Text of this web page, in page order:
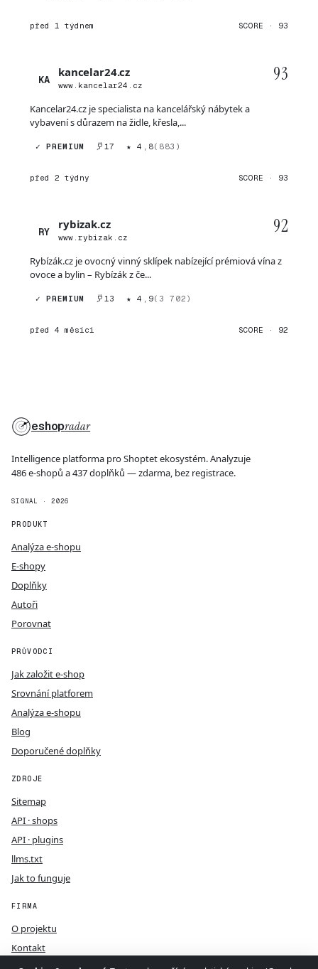
před 1 týdnem SCORE · 93
KA
kancelar24.cz
www.kancelar24.cz
93
Kancelar24.cz je specialista na kancelářský nábytek a
vybavení s důrazem na židle, křesla,...
✓ PREMIUM 17 ★ 4,8(883)
před 2 týdny SCORE · 93
RY
rybizak.cz
www.rybizak.cz
92
Rybízák.cz je ovocný vinný sklípek nabízející prémiová vína z
ovoce a bylin – Rybízák z če...
✓ PREMIUM 13 ★ 4,9(3 702)
před 4 měsíci SCORE · 92
eshopradar
Intelligence platforma pro Shoptet ekosystém. Analyzuje
486 e-shopů a 437 doplňků — zdarma, bez registrace.
SIGNAL · 2026
PRODUKT
Analýza e-shopu
E-shopy
Doplňky
Autoři
Porovnat
PRŮVODCI
Jak založit e-shop
Srovnání platforem
Analýza e-shopu
Blog
Doporučené doplňky
ZDROJE
Sitemap
API · shops
API · plugins
llms.txt
Jak to funguje
FIRMA
O projektu
Kontakt